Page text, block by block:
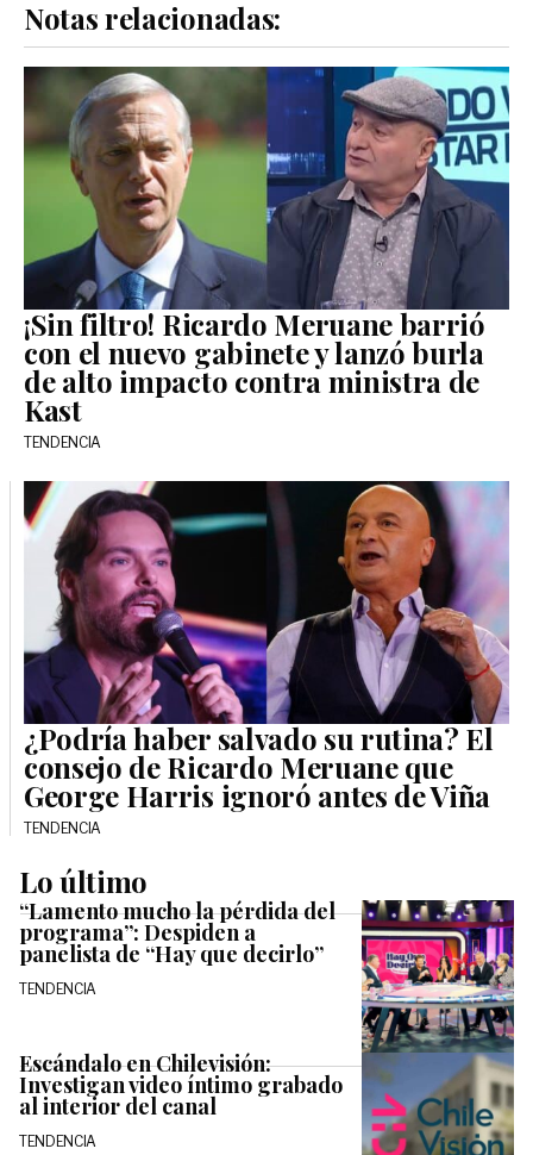
Notas relacionadas:
¡Sin filtro! Ricardo Meruane barrió
con el nuevo gabinete y lanzó burla
de alto impacto contra ministra de
Kast
TENDENCIA
¿Podría haber salvado su rutina? El
consejo de Ricardo Meruane que
George Harris ignoró antes de Viña
TENDENCIA
Lo último
“Lamento mucho la pérdida del
programa”: Despiden a
panelista de “Hay que decirlo”
TENDENCIA
Escándalo en Chilevisión:
Investigan video íntimo grabado
al interior del canal
TENDENCIA